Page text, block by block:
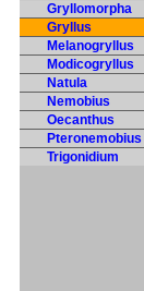
Gryllomorpha
Gryllus
Melanogryllus
Modicogryllus
Natula
Nemobius
Oecanthus
Pteronemobius
Trigonidium